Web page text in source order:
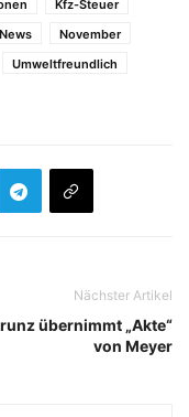
Kfz-Steuer
News
November
Umweltfreundlich
Nächster Artikel
übernimmt „Akte“
von Meyer